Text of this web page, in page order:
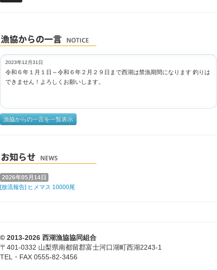
2023年12月31日
令和６年１月１日～令和６年２月２９日まで西湖は禁漁期間になります 釣りは
できません！よろしくお願いします。
漁協からの一言を一覧表示
2026年05月14日
[放流報告] ヒメマス 10000尾
© 2013-2026 西湖漁協協同組合
〒401-0332 山梨県南都留郡富士河口湖町西湖2243-1
TEL・FAX 0555-82-3456